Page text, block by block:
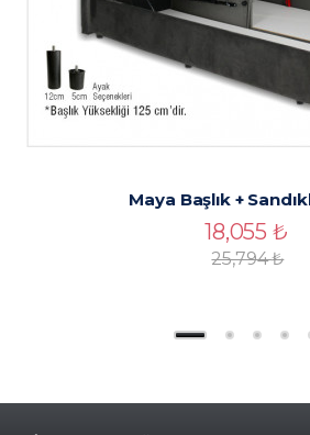
Maya Başlık +
18,055₺
25,794₺